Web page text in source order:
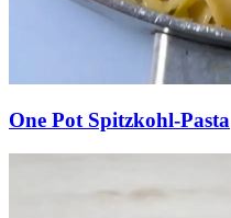
One Pot Spitzkohl-Pasta